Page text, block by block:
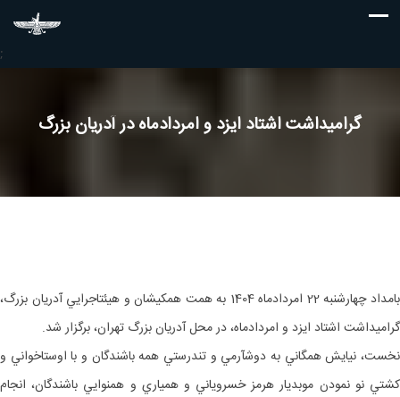
;
گراميداشت اشتاد ايزد و امردادماه در آدريان بزرگ
بامداد چهارشنبه 22 امرداد‎ماه 1404 به همت همكيشان و هيئت‎اجرايي آدريان بزرگ،
گراميداشت اشتاد ايزد و امرداد‎ماه، در محل آدريان بزرگ تهران، برگزار شد.
نخست، نيايش همگاني به دوش‎آرمي و تندرستي همه باشندگان و با اوستاخواني و
كشتي نو نمودن موبديار هرمز خسروياني و همياري و همنوايي باشندگان، انجام